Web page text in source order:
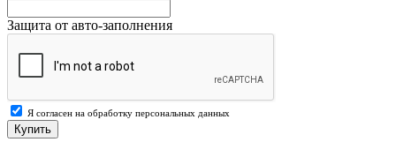
Защита от авто-заполнения
Я согласен на обработку персональных данных
Купить